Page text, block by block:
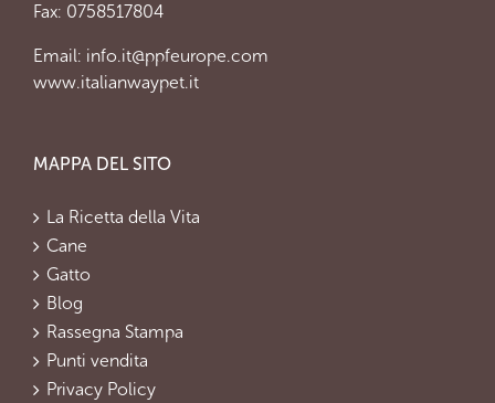
Fax: 0758517804
Email: info.it@ppfeurope.com
www.italianwaypet.it
MAPPA DEL SITO
La Ricetta della Vita
Cane
Gatto
Blog
Rassegna Stampa
Punti vendita
Privacy Policy